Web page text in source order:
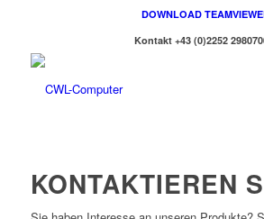
DOWNLOAD
Kontakt +43 (0)2252
KONTAKTIEREN